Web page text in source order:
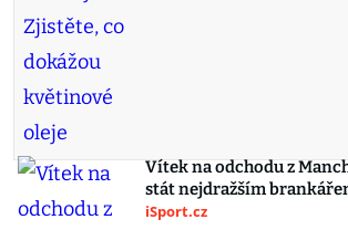
Vítek na odchodu z
stát nejdražším
iSport.cz